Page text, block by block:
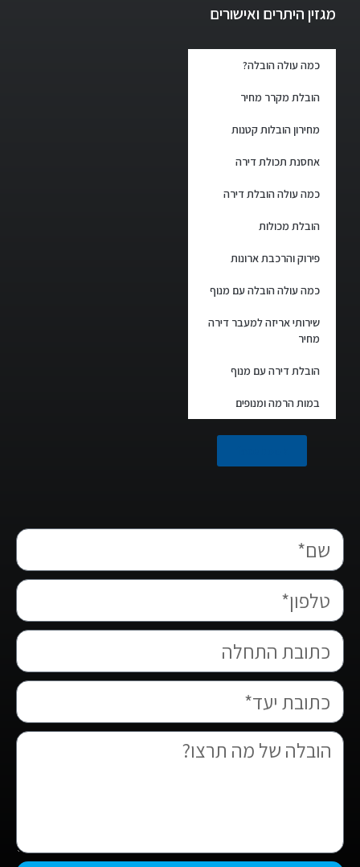
מגזין היתרים ואישורים
כמה עולה הובלה?
הובלת מקרר מחיר
מחירון הובלות קטנות
אחסנת תכולת דירה
כמה עולה הובלת דירה
הובלת מכולות
פירוק והרכבת ארונות
כמה עולה הובלה עם מנוף
שירותי אריזה למעבר דירה
מחיר
הובלת דירה עם מנוף
במות הרמה ומנופים